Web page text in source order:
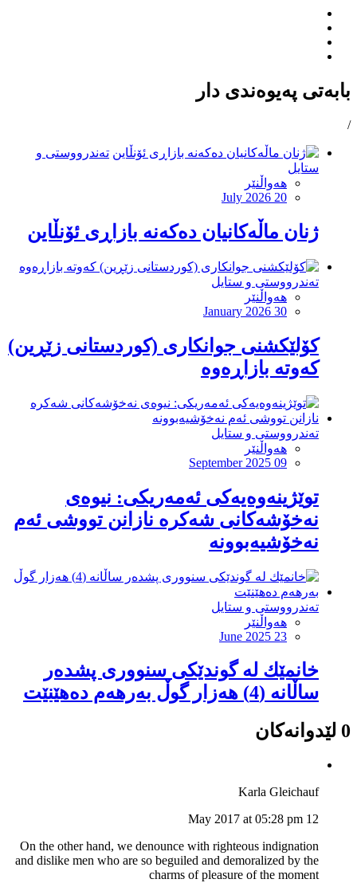
بابەتی پەیوەندی دار
/
تەندرووستی و
ستایل
هەواڵنێر
July 2026 20
ژنان ماڵەكانیان دەكەنە بازاڕی ئۆنڵاین
تەندرووستی و ستایل
هەواڵنێر
January 2026 30
کۆلێکشنی جوانكاری (کوردستانی زێڕین)
کەوتە بازاڕەوە
تەندرووستی و ستایل
هەواڵنێر
September 2025 09
توێژینەوەیەکی ئەمەریکی: نیوەی
نەخۆشەکانی شەكرە نازانن تووشی ئەم
نەخۆشیەبوونە
تەندرووستی و ستایل
هەواڵنێر
June 2025 23
خانمێك لە گوندێكی سنووری پشدەر
ساڵانە (4) هەزار گوڵ بەرهەم دەهێنێت
0 لێدوانەکان
Karla Gleichauf
12 May 2017 at 05:28 pm
On the other hand, we denounce with righteous indignation
and dislike men who are so beguiled and demoralized by the
charms of pleasure of the moment